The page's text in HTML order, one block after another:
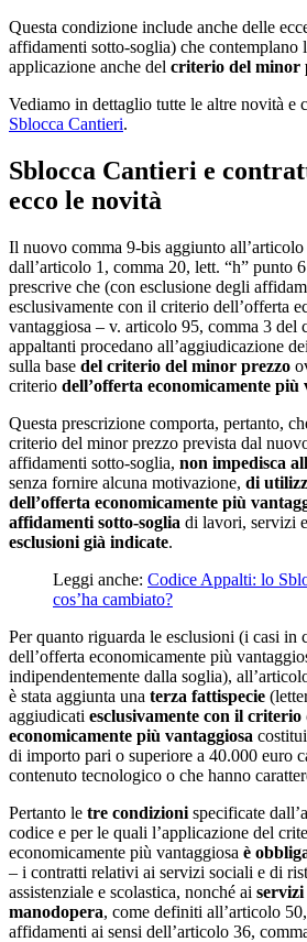
Questa condizione include anche delle
affidamenti sotto-soglia) che contemplano
applicazione anche del criterio del minor
Vediamo in dettaglio tutte le altre novità e
Sblocca Cantieri.
Sblocca Cantieri e
ecco le novità
Il nuovo comma 9-bis aggiunto
dall’articolo 1, comma 20, lett. “h” punto
prescrive che (con esclusione degli
esclusivamente con il criterio dell’offerta
vantaggiosa – v. articolo 95, comma 3 del
appaltanti procedano all’aggiudicazione dei
sulla base del criterio del minor prezzo
criterio dell’offerta economicamente più
Questa prescrizione comporta, pertanto,
criterio del minor prezzo prevista dal
affidamenti sotto-soglia, non impedisca
senza fornire alcuna motivazione, di
dell’offerta economicamente più
affidamenti sotto-soglia di lavori, servizi
esclusioni già indicate.
Leggi anche: Codice Appalti: lo
cos’ha cambiato?
Per quanto riguarda le esclusioni (i casi in
dell’offerta economicamente più
indipendentemente dalla soglia),
è stata aggiunta una terza fattispecie
aggiudicati esclusivamente con il criterio
economicamente più vantaggiosa
di importo pari o superiore a 40.000 euro
contenuto tecnologico o che hanno
Pertanto le tre condizioni specificate
codice e per le quali l’applicazione del
economicamente più vantaggiosa è
– i contratti relativi ai servizi sociali e di
assistenziale e scolastica, nonché ai servizi
manodopera, come definiti all’articolo
affidamenti ai sensi dell’articolo 36,